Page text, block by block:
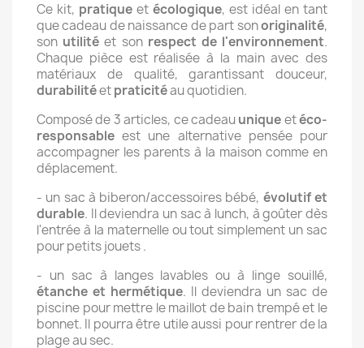
Ce kit, pratique et écologique, est idéal en tant
que cadeau de naissance de part sonoriginalité,
son utilité et son respect de l'environnement.
Chaque pièce est réalisée à la main avec des
matériaux de qualité, garantissant douceur,
durabilitéetpraticitéau quotidien.
Composé de 3 articles, ce cadeauuniqueetéco-
responsable est une alternative pensée pour
accompagner les parents à la maison comme en
déplacement.
- un sac à biberon/accessoires bébé, évolutif et
durable. Il deviendra un sac à lunch, à goûter dès
l'entrée à la maternelle ou tout simplement un sac
pour petits jouets .
- un sac à langes lavables ou à linge souillé,
étanche et hermétique. Il deviendra un sac de
piscine pour mettre le maillot de bain trempé et le
bonnet. Il pourra être utile aussi pour rentrer de la
plage au sec.